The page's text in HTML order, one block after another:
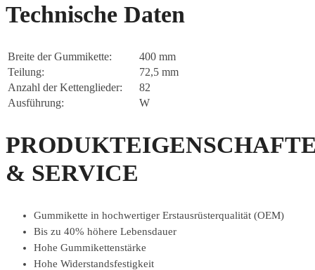
Technische Daten
Breite der Gummikette:
400 mm
Teilung:
72,5 mm
Anzahl der Kettenglieder:
82
Ausführung:
W
& SERVICE
Gummikette in hochwertiger Erstausrüsterqualität (OEM)
Bis zu 40% höhere Lebensdauer
Hohe Gummikettenstärke
Hohe Widerstandsfestigkeit